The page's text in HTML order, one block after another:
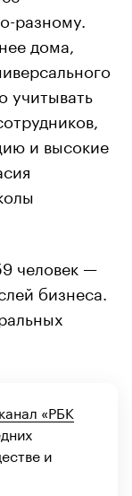
разному.
дома,
учитывать
и высокие
человек —
бизнеса.
«РБК
и